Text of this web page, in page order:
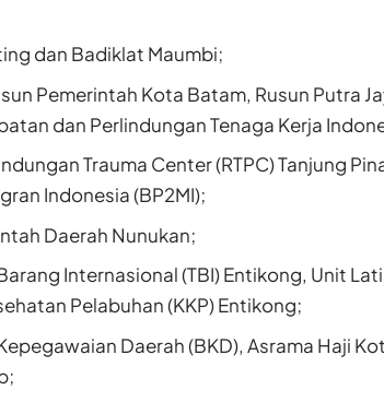
dan Badiklat Maumbi;
Pemerintah Kota Batam, Rusun Putra
dan Perlindungan Tenaga Kerja
Trauma Center (RTPC) Tanjung
Indonesia (BP2MI);
Daerah Nunukan;
Internasional (TBI) Entikong, Unit
Pelabuhan (KKP) Entikong;
Daerah (BKD), Asrama Haji